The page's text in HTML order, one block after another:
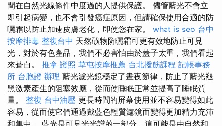
間在自然光線條件中度過的人提供保護。 儘管藍光不會立
即引起病變，也不會引發癌症原因，但請確保使用合適的防
曬霜以防止加速皮膚老化，即使您在家。 what is seo 台中
按摩排毒 整復台中 天然礦物防曬霜可更有效地防止可見
光，對於有色產品，我們不必害怕由於蓋子太重，我們看起
來蒼白。 推拿 證照 草屯按摩推薦 台北撥筋課程 記帳事務
所 台胞證 辦理 藍光濾光鏡穩定了晝夜節律，防止了藍光褪
黑激素產生的阻塞效應，從而使睡眠正常並提高了睡眠質
量。 整復 台中油壓 更長時間的屏幕使用並不容易變得如此
容易，從而使它們通過戴藍色輕質濾鏡而變得更加精力充沛
和集中。 藍光是可見光光譜的一部分，這可能是由自然和